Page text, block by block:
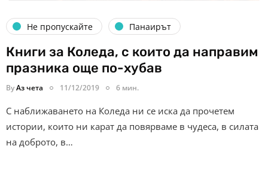
Не пропускайте Панаирът
Книги за Коледа, с които да направим
празника още по-хубав
ByАз чета 11/12/2019 6 мин.
С наближаването на Коледа ни се иска да прочетем
истории, които ни карат да повярваме в чудеса, в силата
на доброто, в…